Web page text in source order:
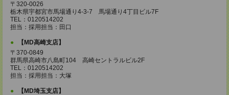
〒320-0026
栃木県宇都宮市馬場通り4-3-7 馬場通り4丁目ビル7F
TEL：0120514202
担当：採用担当：田口
【MD高崎支店】
〒370-0849
群馬県高崎市八島町104 高崎セントラルビル2F
TEL：0120514202
担当：採用担当：大塚
【MD埼玉支店】